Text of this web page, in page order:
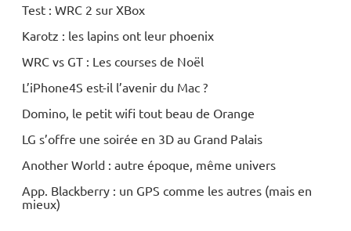
Test : WRC 2 sur XBox
Karotz : les lapins ont leur phoenix
WRC vs GT : Les courses de Noël
L’iPhone4S est-il l’avenir du Mac ?
Domino, le petit wifi tout beau de Orange
LG s’offre une soirée en 3D au Grand Palais
Another World : autre époque, même univers
App. Blackberry : un GPS comme les autres (mais en
mieux)